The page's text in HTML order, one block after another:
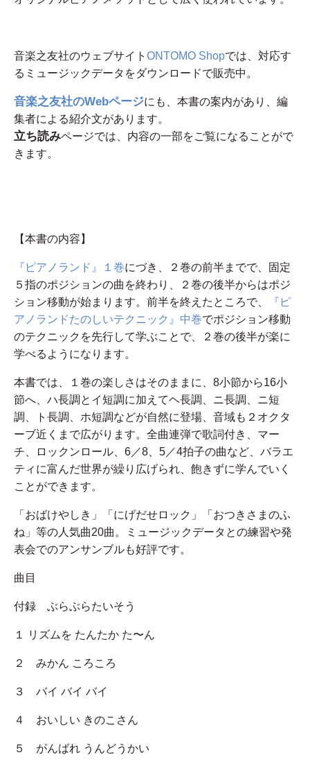
音楽之友社のウェブサイト ONTOMO Shopでは、対応す
るミュージックデータをダウンロードで販売中。
音楽之友社のWebページにも、本書の案内があり、編
集者による紹介文があります。
立ち読みページでは、内容の一部をご覧になることがで
きます。
【本書の内容】
『ピアノランド』１巻にづき、２巻の前半までで、固定
５指のポジションの曲を終わり、２巻の後半からはポジ
ション移動が始まります。前半を終えたところで、
『ピ
アノランドたのしいテクニック』中巻でポジション移動
のテクニックを先行して学ぶことで、２巻の後半が楽に
学べるようになります。
本書では、１巻の楽しさはそのままに、8小節から16小
節へ、ハ長調とイ短調に加えてヘ長調、ニ長調、ニ短
調、ト長調、ホ短調などが自然に登場、音域も２オクタ
ーブ近くまで広がります。全曲連弾で歌詞付き、マー
チ、ロックンロール、6／8、5／4拍子の曲など、バラエ
ティに富んだ世界が繰り広げられ、飽きずに学んでいく
ことができます。
「おばけやしき」「にげだせロック」「おつきさまのふ
ね」等の人気曲20曲。ミュージックデータとの練習や発
表会でのアンサンブルも好評です。
曲目
付録 ぶらぶらたいそう
１ リズムを たんたか た〜ん
２ みかん ころころ
３ バイ バイ バイ
４ おいしい きのこさん
５ がんばれ うんどうかい